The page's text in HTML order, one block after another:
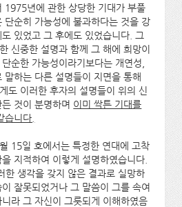
1975년에 관한 상당한 기대가 부풀
단순히 가능성에 불과하다는 것을 강
있었고 그 후에도 있었습니다. 그
신중한 설명과 함께 그 해에 희망이
순한 가능성이라기보다는 개연성,
말하는 다른 설명들이 지면을 통해
도 이러한 후자의 설명들이 위의 신
것이 분명하며 이미 싹튼 기대를
습니다.
월 15일 호에서는 특정한 연대에 고착
지적하여 이렇게 설명하였습니다.
한 생각을 갖지 않은 결과로 실망하
잘못되었거나 그 말씀이 그를 속여
라 그 자신이 그릇되게 이해하였음